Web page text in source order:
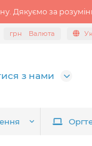
Дякуємо за
грн Валюта
з нами